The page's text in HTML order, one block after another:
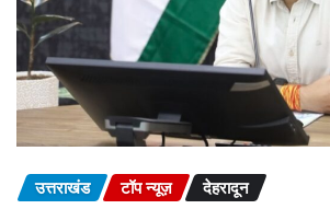
उत्तराखंड टॉप न्यूज़ देहरादून